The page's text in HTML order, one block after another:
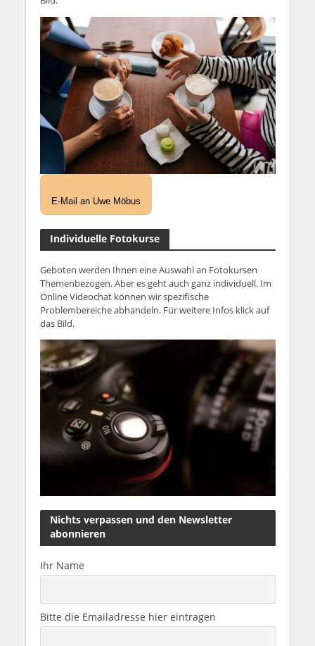
E-Mail an Uwe Möbus
Individuelle Fotokurse
Geboten werden Ihnen eine Auswahl an Fotokursen
Themenbezogen. Aber es geht auch ganz individuell. Im
Online Videochat können wir spezifische
Problembereiche abhandeln. Für weitere Infos klick auf
das Bild.
Nichts verpassen und den Newsletter
abonnieren
Ihr Name
Bitte die Emailadresse hier eintragen